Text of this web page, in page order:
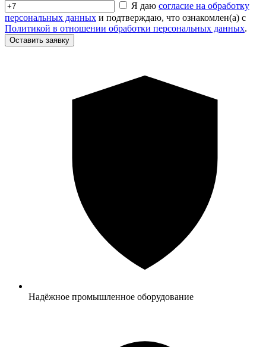
Я даю согласие на обработку
персональных данных и подтверждаю, что ознакомлен(а) с
Политикой в отношении обработки персональных данных.
Оставить заявку
Надёжное промышленное оборудование